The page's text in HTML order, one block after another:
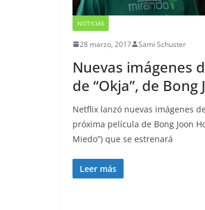
NOTICIAS
28 marzo, 2017 Sami Schuster
Nuevas imágenes
de “Okja”, de Bong
Netflix lanzó nuevas imágenes
próxima película de Bong Joon
Miedo”) que se estrenará
Leer más